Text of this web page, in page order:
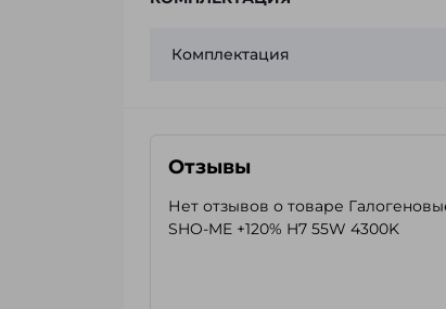
Комплектация
Отзывы
Нет отзывов о товаре
SHO-ME +120% H7 55W 4300K